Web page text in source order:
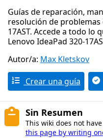
Guías de reparación,
resolución de problemas
17AST. Accede a todo lo
Lenovo IdeaPad 320-
Autor/a: Max Kletskov
Crear una guía
Sin Resumen
This wiki does not
this page by writing